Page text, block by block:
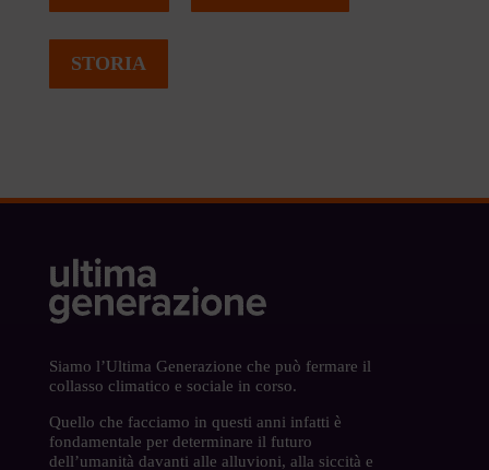
STORIA
Siamo l’Ultima Generazione che può fermare il
collasso climatico e sociale in corso.
Quello che facciamo in questi anni infatti è
fondamentale per determinare il futuro
dell’umanità davanti alle alluvioni, alla siccità e